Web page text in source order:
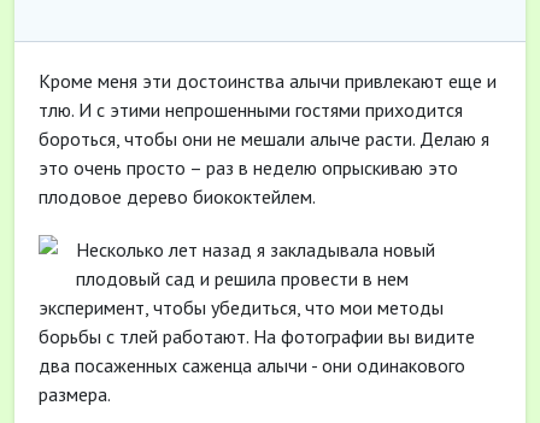
Кроме меня эти достоинства алычи привлекают еще и
тлю. И с этими непрошенными гостями приходится
бороться, чтобы они не мешали алыче расти. Делаю я
это очень просто – раз в неделю опрыскиваю это
плодовое дерево биококтейлем.
Несколько лет назад я закладывала новый
плодовый сад и решила провести в нем
эксперимент, чтобы убедиться, что мои методы
борьбы с тлей работают. На фотографии вы видите
два посаженных саженца алычи - они одинакового
размера.